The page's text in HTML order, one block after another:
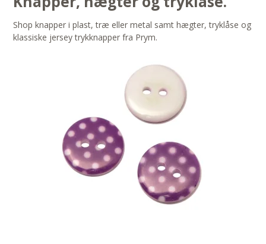
Shop knapper i plast, træ eller metal samt hægter, tryklåse og
klassiske jersey trykknapper fra Prym.